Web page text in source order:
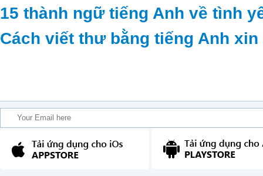
15 thành ngữ tiếng Anh về tình
Cách viết thư bằng tiếng Anh